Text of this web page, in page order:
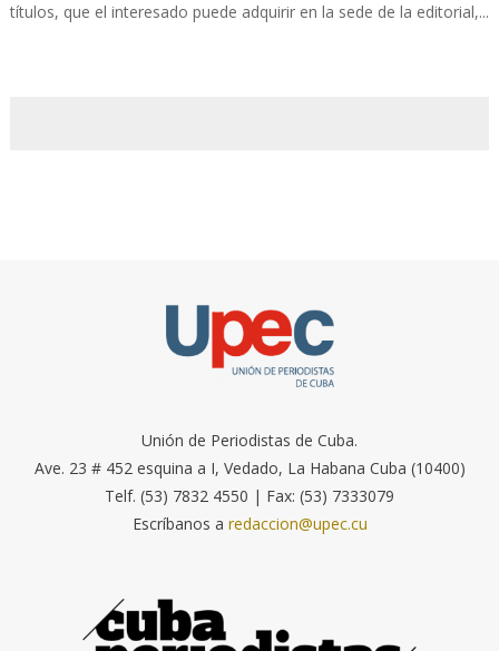
títulos, que el interesado puede adquirir en la sede de la editorial,...
Unión de Periodistas de Cuba.
Ave. 23 # 452 esquina a I, Vedado, La Habana Cuba (10400)
Telf. (53) 7832 4550 | Fax: (53) 7333079
Escríbanos a redaccion@upec.cu